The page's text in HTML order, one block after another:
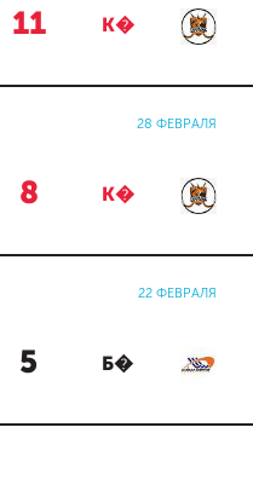
11 К�
28 ФЕВРАЛЯ
8 К�
22 ФЕВРАЛЯ
5 Б�